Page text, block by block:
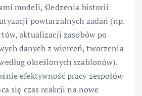
modeli, śledzenia historii
powtarzalnych zadań (np.
aktualizacji zasobów po
danych z wierceń, tworzenia
określonych szablonów).
efektywność pracy zespołów
się czas reakcji na nowe